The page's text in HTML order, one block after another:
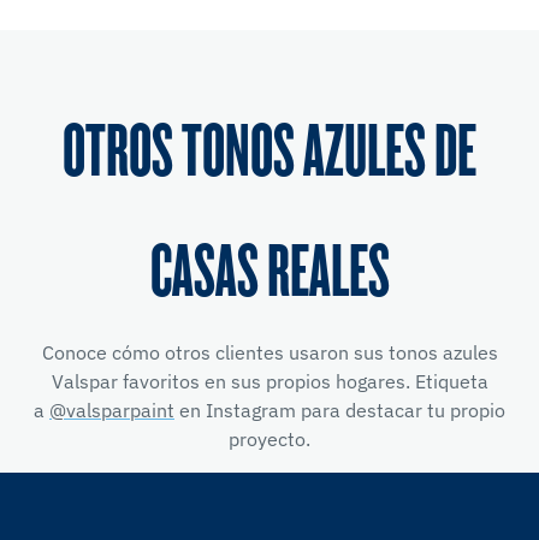
OTROS TONOS AZULES DE
CASAS REALES
Conoce cómo otros clientes usaron sus tonos azules
Valspar favoritos en sus propios hogares. Etiqueta
a @valsparpaint en Instagram para destacar tu propio
proyecto.